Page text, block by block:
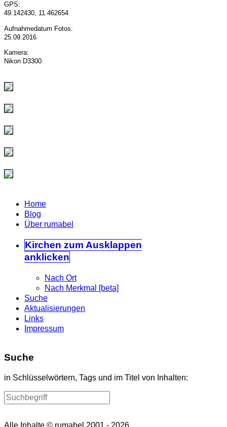
GPS:
49.142430, 11.462654
Aufnahmedatum Fotos:
25.09.2016
Kamera:
Nikon D3300
Home
Blog
Über rumabel
Kirchen zum Ausklappen
anklicken
Nach Ort
Nach Merkmal [beta]
Suche
Aktualisierungen
Links
Impressum
Suche
in Schlüsselwörtern, Tags und im Titel von Inhalten: